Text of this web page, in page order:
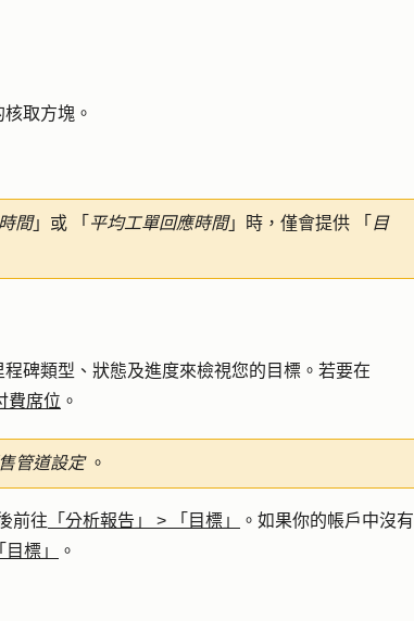
核取方塊 。
間」或 「 平均工單回應時間」時，僅會提供 「 目
碑類型、狀態及進度來檢視您的目標。若要在
費席位 。
管道設定 。
前往 「分析報告」 > 「目標」
。如果你的帳戶中沒有
目標」 。